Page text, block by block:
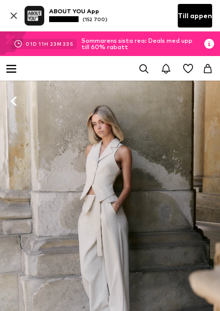
ABOUT YOU App
(152 700) Till appen
01D 11H 23M 33 S
Sommarens sista rea: Deals med upp
till 60% rabatt